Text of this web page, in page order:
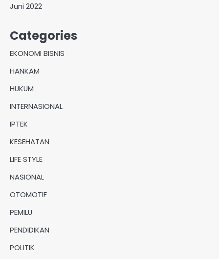
Juni 2022
Categories
EKONOMI BISNIS
HANKAM
HUKUM
INTERNASIONAL
IPTEK
KESEHATAN
LIFE STYLE
NASIONAL
OTOMOTIF
PEMILU
PENDIDIKAN
POLITIK